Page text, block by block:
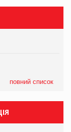
повний список